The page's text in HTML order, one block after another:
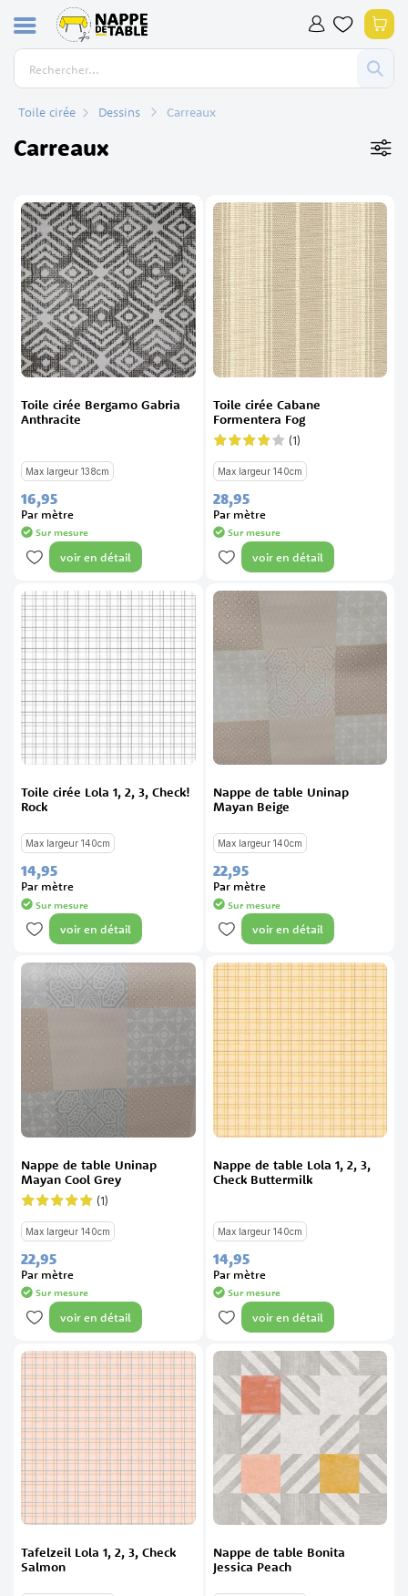
Allez
au
Toile cirée Dessins Carreaux
Carreaux
Toile cirée Bergamo Gabria
Anthracite
Max largeur 138cm
16,95
Par mètre
Sur mesure
voir en détail
Toile cirée Cabane
Formentera Fog
Évaluation: (1)
Max largeur 140cm
28,95
Par mètre
Sur mesure
voir en détail
Toile cirée Lola 1, 2, 3, Check!
Rock
Max largeur 140cm
14,95
Par mètre
Sur mesure
voir en détail
Nappe de table Uninap
Mayan Beige
Max largeur 140cm
22,95
Par mètre
Sur mesure
voir en détail
Nappe de table Uninap
Mayan Cool Grey
Évaluation: (1)
Max largeur 140cm
22,95
Par mètre
Sur mesure
voir en détail
Nappe de table Lola 1, 2, 3,
Check Buttermilk
Max largeur 140cm
14,95
Par mètre
Sur mesure
voir en détail
Tafelzeil Lola 1, 2, 3, Check
Salmon
Nappe de table Bonita
Jessica Peach